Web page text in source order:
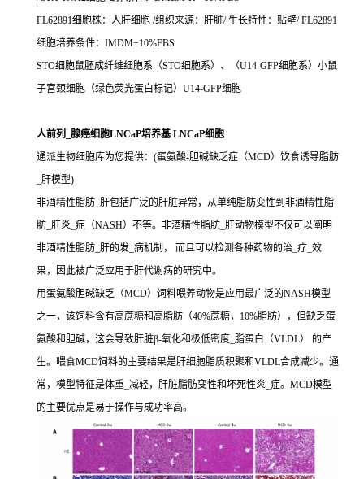
FL62891细胞株：人肝细胞 /组织来源：肝脏/ 生长特性：贴壁/ FL62891
细胞培养条件：IMDM+10%FBS
STO细胞鼠胚成纤维细胞系（STO细胞系）、（U14-GFP细胞系）小鼠
子宫颈细胞（绿色荧光蛋白标记）U14-GFP细胞
人前列_腺癌细胞LNCaP培养基 LNCaP细胞
通派生物细胞库为您提供：(蛋氨酸-胆碱缺乏症（MCD）饮食诱导脂肪
_肝模型)
非酒精性脂肪_肝包括广泛的肝脏异常，从单纯脂肪变性到非酒精性脂
肪_肝炎_症（NASH）不等。非酒精性脂肪_肝动物模型不仅可以阐明
非酒精性脂肪_肝的发_病机制， 而且可以检测各种药物的治_疗_效
果，因此被广泛应用于肝代谢病的研究中。
用蛋氨酸胆碱缺乏（MCD）饲料喂养动物是应用最广泛的NASH模型
之一，该饲料含有高蔗糖和高脂肪（40%蔗糖，10%脂肪），但缺乏蛋
氨酸和胆碱，这会导致肝脏β-氧化和极低密度_脂蛋白（VLDL） 的产
生。喂食MCD饲料的主要结果是肝细胞脂质积聚和VLDL合成减少。通
常，模型特征是体重_减轻，肝脏脂肪变性和坏死性炎_症。MCD模型
的主要优点是易于操作与成功率高。